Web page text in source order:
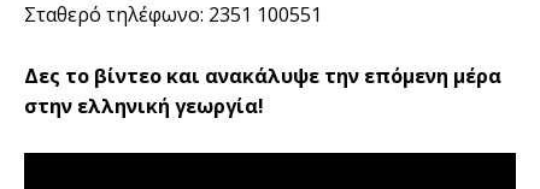
Σταθερό τηλέφωνο: 2351 100551
Δες το βίντεο και ανακάλυψε την επόμενη μέρα
στην ελληνική γεωργία!